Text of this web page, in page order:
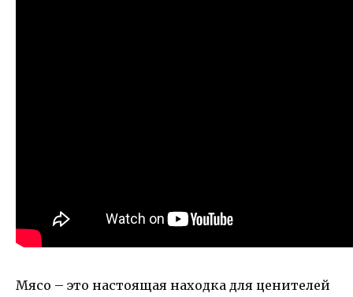
Мясо – это настоящая находка для ценителей